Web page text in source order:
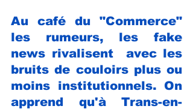
Au café du "Commerce"
les rumeurs, les fake
news rivalisent  avec les
bruits de couloirs plus ou
moins institutionnels. On
apprend qu'à Trans-en-